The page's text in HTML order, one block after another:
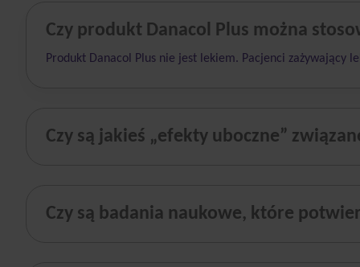
Czy produkt Danacol Plus można
Produkt Danacol Plus nie jest lekiem. Pacjenci zażywający
Czy są jakieś „efekty uboczne”
Czy są badania naukowe, które